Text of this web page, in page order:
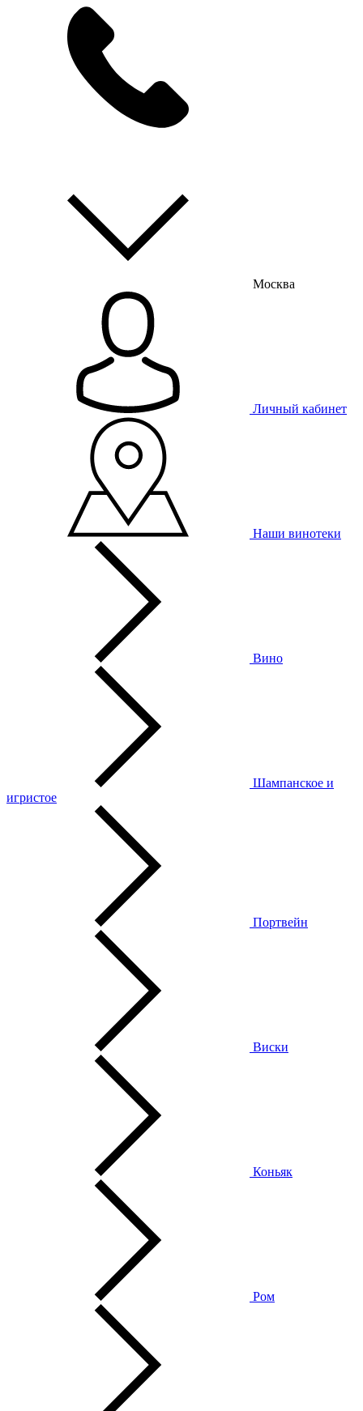
Москва
Личный кабинет
Наши винотеки
Вино
Шампанское и
игристое
Портвейн
Виски
Коньяк
Ром